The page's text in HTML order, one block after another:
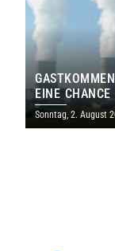
EINE
SAARLAND
Sonntag, 2. August